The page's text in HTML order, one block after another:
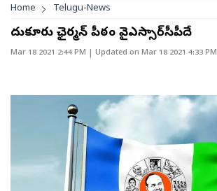
Breadcrumb
Home Telugu-News
మైదుకూరు ఛైర్మన్‌ పీఠం వైఎస్సార్‌సీపీదే
Mar 18 2021 2:44 PM | Updated on Mar 18 2021 4:33 PM